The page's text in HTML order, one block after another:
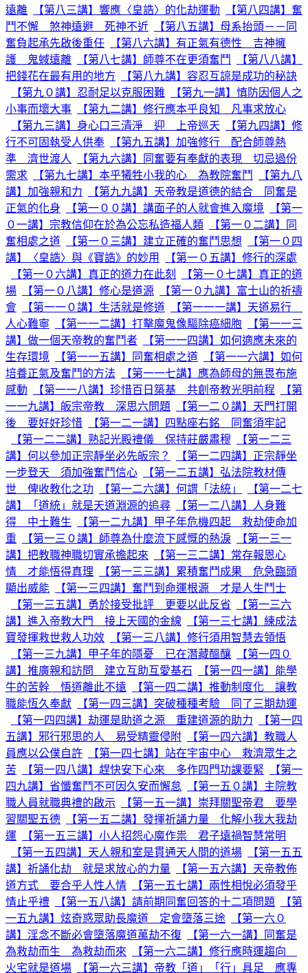
遠離
【第八三講】響應〈皇誥〉的化劫運動
【第八四講】奮
鬥不懈 煞神遠避 死神不近
【第八五講】母系抬頭－－同
奮負起承先啟後重任
【第八六講】有正氣有德性 吉神擁
護 鬼蜮遠離
【第八七講】師尊不在更須奮鬥
【第八八講】
把錢花在最有用的地方
【第八九講】容忍互諒是成功的秘訣
【第九０講】忍耐足以克服困難
【第九一講】慎防因個人之
小事而壞大事
【第九二講】修行應本乎良知 凡事求放心
【第九三講】身心口三清淨 迎 上帝巡天
【第九四講】修
行不可固執受人供奉
【第九五講】加強修行 配合師尊熱
準 濟世渡人
【第九六講】同奮要有奉獻的表現 切忌過份
需求
【第九七講】本乎犧牲小我的心 為教院奮鬥
【第九八
講】加強親和力
【第九九講】天帝教是道德的結合 同奮是
正氣的化身
【第一００講】講面子的人就會進入魔境
【第一
０一講】宗教信仰在於為公忘私造福人類
【第一０二講】同
奮相處之道
【第一０三講】建立正確的奮鬥思想
【第一０四
講】〈皇誥〉與《寶誥》的妙用
【第一０五講】修行的深處
【第一０六講】真正的道力在此刻
【第一０七講】真正的道
場
【第一０八講】修心是道源
【第一０九講】富士山的祈禱
會
【第一一０講】生活就是修道
【第一一一講】天道易行
人心難寧
【第一一二講】打擊魔鬼像驅除癌細胞
【第一一三
講】做一個天帝教的奮鬥者
【第一一四講】如何適應未來的
生存環境
【第一一五講】同奮相處之道
【第一一六講】如何
培養正氣及奮鬥的方法
【第一一七講】應為師母的無畏布施
感動
【第一一八講】珍惜百日築基 共創帝教光明前程
【第
一一九講】皈宗帝教 深思六問題
【第一二０講】天門打開
後 要好好珍惜
【第一二一講】四點座右銘 同奮須牢記
【第一二二講】熟記光殿禮儀 保持莊嚴肅穆
【第一二三
講】何以參加正宗靜坐必先皈宗？
【第一二四講】正宗靜坐
一步登天 須加強奮鬥信心
【第一二五講】弘法院教材傳
世 俾收教化之功
【第一二六講】何謂「法統」
【第一二七
講】「道統」就是天道淵源的追尋
【第一二八講】人身難
得 中土難生
【第一二九講】甲子年危機四起 救劫使命加
重
【第一三０講】師尊為什麼流下感慨的熱淚
【第一三一
講】把教職神職切實承擔起來
【第一三二講】常存報恩心
情 才能悟得真理
【第一三三講】累積奮鬥成果 危急臨頭
顯出威能
【第一三四講】奮鬥到命運根源 才是人生鬥士
【第一三五講】勇於接受批評 更要以此反省
【第一三六
講】進入帝教大門 接上天國的金線
【第一三七講】練成法
寶發揮救世救人功效
【第一三八講】修行須用智慧去領悟
【第一三九講】甲子年的隱憂 已在潛藏醞釀
【第一四０
講】推廣親和訪問 建立互助互愛基石
【第一四一講】能學
牛的苦幹 悟道離此不遠
【第一四二講】推動制度化 讓教
職能恆久奉獻
【第一四三講】突破種種考驗 同了三期劫運
【第一四四講】劫運是助道之源 重建道源的助力
【第一四
五講】邪行邪思的人 易受精靈侵附
【第一四六講】教職人
員應以公僕自許
【第一四七講】站在宇宙中心 救濟眾生之
苦
【第一四八講】趕快安下心來 多作四門功課要緊
【第一
四九講】省懺奮鬥不可因久安而懈怠
【第一五０講】主院教
職人員就職典禮的啟示
【第一五一講】崇拜關聖帝君 要學
習關聖五德
【第一五二講】發揮祈誦力量 化解小我大我劫
運
【第一五三講】小人招怨心魔作祟 君子遠禍智慧常明
【第一五四講】天人親和室是貫通天人間的道場
【第一五五
講】祈誦化劫 就是求放心的力量
【第一五六講】天帝教佈
道方式 要合乎人性人情
【第一五七講】兩性相悅必須發乎
情止乎禮
【第一五八講】請前期同奮回答的十二項問題
【第
一五九講】炫奇惑眾助長魔道 定會墮落三途
【第一六０
講】淫念不斷必會墮落魔道萬劫不復
【第一六一講】同奮是
為救劫而生 為救劫而來
【第一六二講】修行應時運趨向
火宅就是道場
【第一六三講】帝教「道」「行」具足 應專